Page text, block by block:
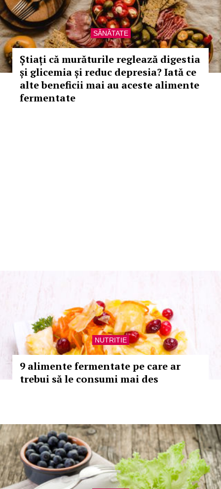
SĂNĂTATE
Știați că murăturile reglează digestia
și glicemia și reduc depresia? Iată ce
alte beneficii mai au aceste alimente
fermentate
NUTRITIE
9 alimente fermentate pe care ar
trebui să le consumi mai des